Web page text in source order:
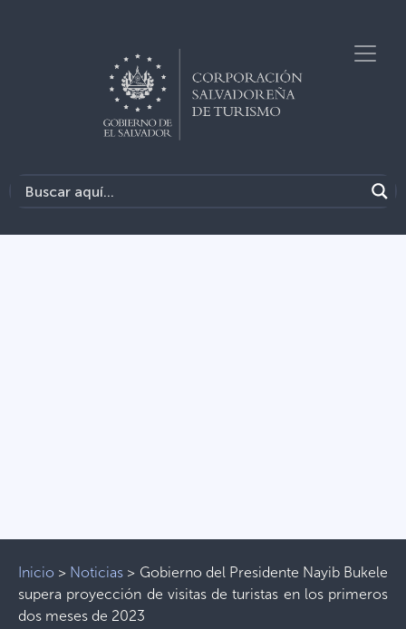
Inicio > Noticias > Gobierno del Presidente Nayib Bukele
supera proyección de visitas de turistas en los primeros
dos meses de 2023